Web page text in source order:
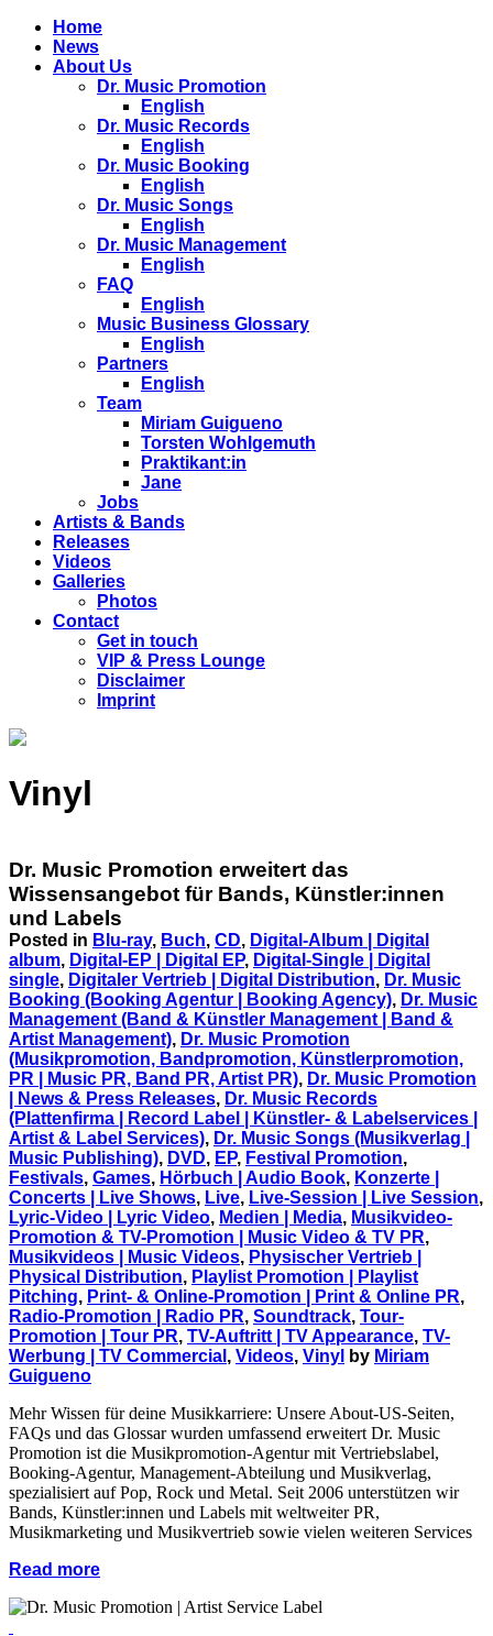
Home
News
About Us
Dr. Music Promotion
English
Dr. Music Records
English
Dr. Music Booking
English
Dr. Music Songs
English
Dr. Music Management
English
FAQ
English
Music Business Glossary
English
Partners
English
Team
Miriam Guigueno
Torsten Wohlgemuth
Praktikant:in
Jane
Jobs
Artists & Bands
Releases
Videos
Galleries
Photos
Contact
Get in touch
VIP & Press Lounge
Disclaimer
Imprint
Vinyl
Dr. Music Promotion erweitert das
Wissensangebot für Bands, Künstler:innen
und Labels
Posted in Blu-ray, Buch, CD, Digital-Album | Digital
album, Digital-EP | Digital EP, Digital-Single | Digital
single, Digitaler Vertrieb | Digital Distribution, Dr. Music
Booking (Booking Agentur | Booking Agency), Dr. Music
Management (Band & Künstler Management | Band &
Artist Management), Dr. Music Promotion
(Musikpromotion, Bandpromotion, Künstlerpromotion,
PR | Music PR, Band PR, Artist PR), Dr. Music Promotion
| News & Press Releases, Dr. Music Records
(Plattenfirma | Record Label | Künstler- & Labelservices |
Artist & Label Services), Dr. Music Songs (Musikverlag |
Music Publishing), DVD, EP, Festival Promotion,
Festivals, Games, Hörbuch | Audio Book, Konzerte |
Concerts | Live Shows, Live, Live-Session | Live Session,
Lyric-Video | Lyric Video, Medien | Media, Musikvideo-
Promotion & TV-Promotion | Music Video & TV PR,
Musikvideos | Music Videos, Physischer Vertrieb |
Physical Distribution, Playlist Promotion | Playlist
Pitching, Print- & Online-Promotion | Print & Online PR,
Radio-Promotion | Radio PR, Soundtrack, Tour-
Promotion | Tour PR, TV-Auftritt | TV Appearance, TV-
Werbung | TV Commercial , Videos, Vinyl by Miriam
Guigueno
Mehr Wissen für deine Musikkarriere: Unsere About-US-Seiten,
FAQs und das Glossar wurden umfassend erweitert Dr. Music
Promotion ist die Musikpromotion-Agentur mit Vertriebslabel,
Booking-Agentur, Management-Abteilung und Musikverlag,
spezialisiert auf Pop, Rock und Metal. Seit 2006 unterstützen wir
Bands, Künstler:innen und Labels mit weltweiter PR,
Musikmarketing und Musikvertrieb sowie vielen weiteren Services
Read more